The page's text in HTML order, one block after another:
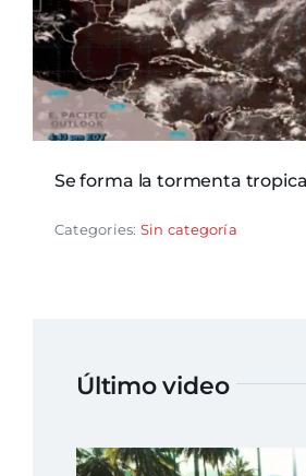
Se forma la tormenta
Categories: Sin categoría
Último video